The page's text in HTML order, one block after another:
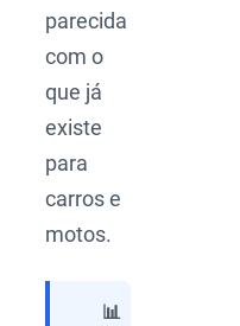
parecida
com o
que já
existe
para
carros e
motos.
📊